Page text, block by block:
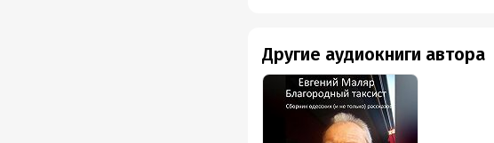
Другие аудиокниги автора